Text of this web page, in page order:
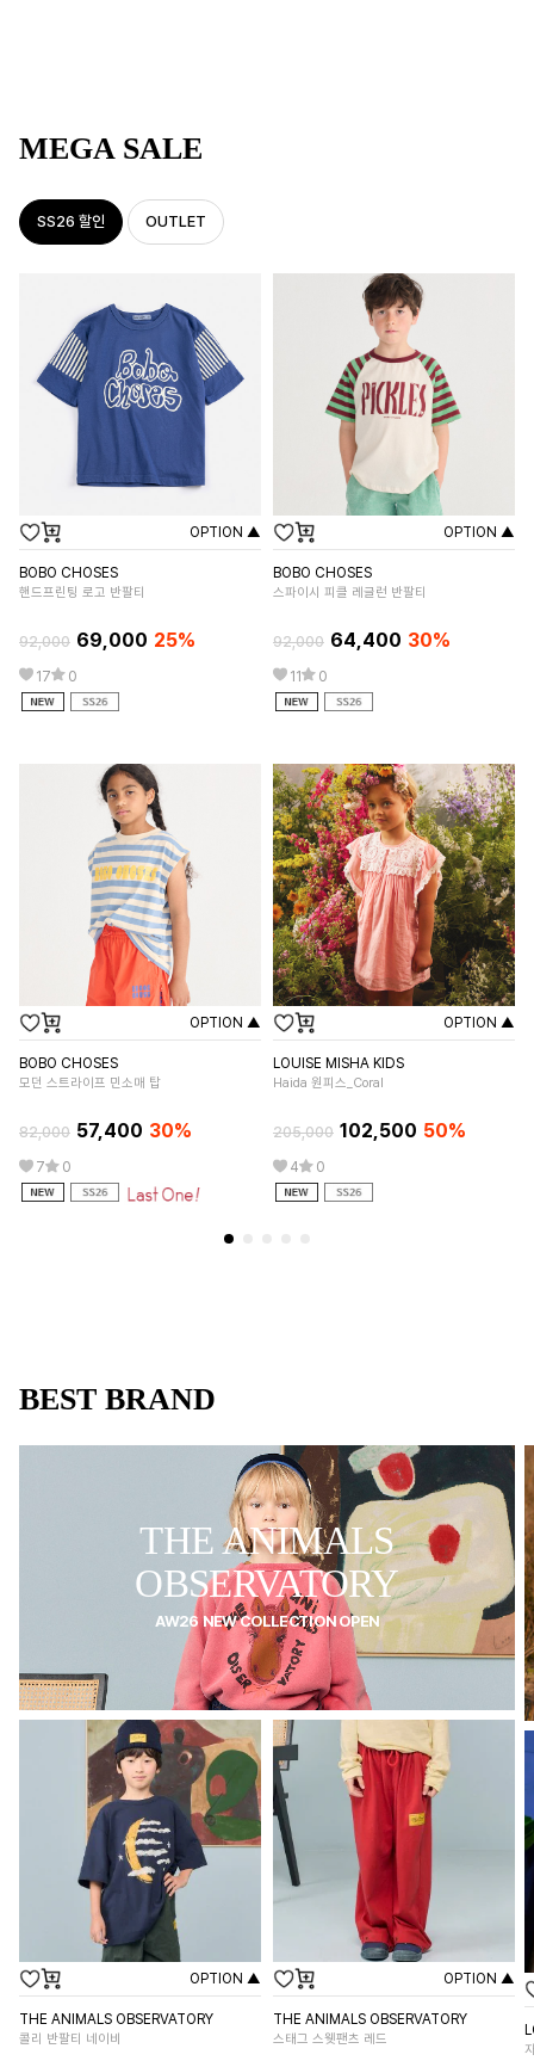
MEGA SALE
SS26 할인 OUTLET
OPTION ▲
BOBO CHOSES
핸드프린팅 로고 반팔티
92,000 69,000 25%
17 0
OPTION ▲
BOBO CHOSES
스파이시 피클 레글런 반팔티
92,000 64,400 30%
11 0
OPTION ▲
BOBO CHOSES
모던 스트라이프 민소매 탑
82,000 57,400 30%
7 0
OPTION ▲
LOUISE MISHA KIDS
Haida 원피스_Coral
205,000 102,500 50%
4 0
BEST BRAND
THE ANIMALS
OBSERVATORY
AW26 NEW COLLECTION OPEN
OPTION ▲
THE ANIMALS OBSERVATORY
콜리 반팔티 네이비
OPTION ▲
THE ANIMALS OBSERVATORY
스태그 스웻팬츠 레드